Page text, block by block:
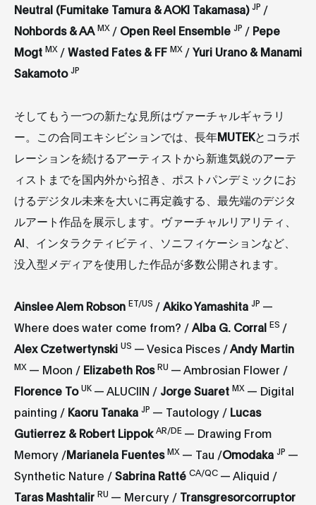
Neutral (Fumitake Tamura & AOKI Takamasa) JP /
Nohbords & AA MX / Open Reel Ensemble JP / Pepe
Mogt MX /Wasted Fates & FF MX /Yuri Urano & Manami
Sakamoto JP
そしてもう一つの新たな見所はヴァーチャルギャラリ
ー。この合同エキシビションでは、長年MUTEKとコラボ
レーションを続けるアーティストから新進気鋭のアーテ
ィストまでを国内外から招き、ポストパンデミックにお
けるデジタル未来を大いに再定義する、最先端のデジタ
ルアート作品を展示します。ヴァーチャルリアリティ、
AI、インタラクティビティ、ソニフィケーションなど、
没入型メディアを使用した作品が多数公開されます。
Ainslee Alem Robson ET/US /Akiko Yamashita JP —
Where does water come from? /Alba G. Corral ES /
AlexCzetwertynski US — Vesica Pisces /Andy Martin
MX — Moon / Elizabeth Ros RU — Ambrosian Flower /
Florence To UK — ALUCIIN / Jorge Suaret MX — Digital
painting / Kaoru Tanaka JP — Tautology / Lucas
Gutierrez & Robert Lippok AR/DE — Drawing From
Memory /Marianela Fuentes MX — Tau /Omodaka JP —
Synthetic Nature /Sabrina Ratté CA/QC — Aliquid /
Taras Mashtalir RU — Mercury / Transgresorcorruptor